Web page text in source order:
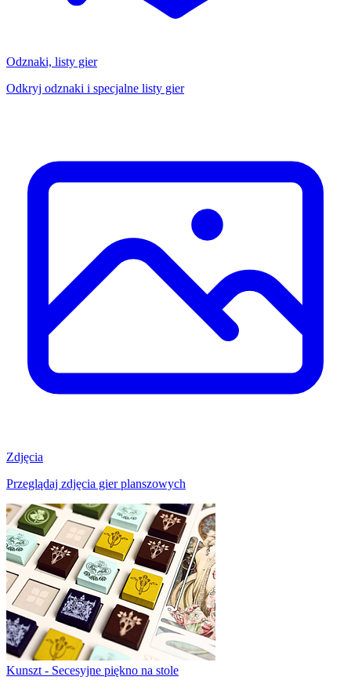
Odznaki, listy gier
Odkryj odznaki i specjalne listy gier
Zdjęcia
Przeglądaj zdjęcia gier planszowych
Kunszt - Secesyjne piękno na stole